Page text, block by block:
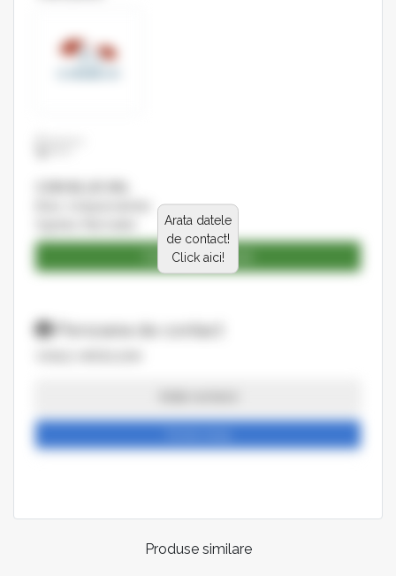
Arata datele
de contact!
Click aici!
Catalog produse
Persoana de contact
Produse similare